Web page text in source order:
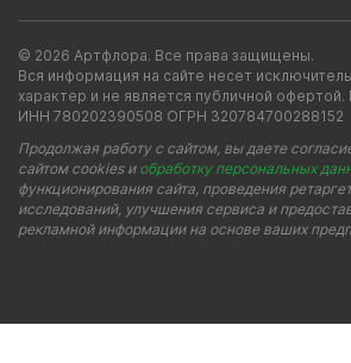
© 2026 Артфлора. Все права защищены.
Вся информация на сайте несет
характер и не является публичной
ИНН 780202390508 ОГРН 320784700288152
Продолжая работу с сайтом, вы даете
сайтом cookies и обработку персональных
функционирования сайта, проведения
исследований, улучшения сервиса и
рекламной информации на основе ваших